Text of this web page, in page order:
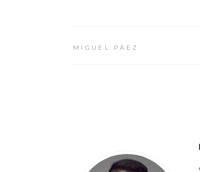
MIGUEL PÁEZ